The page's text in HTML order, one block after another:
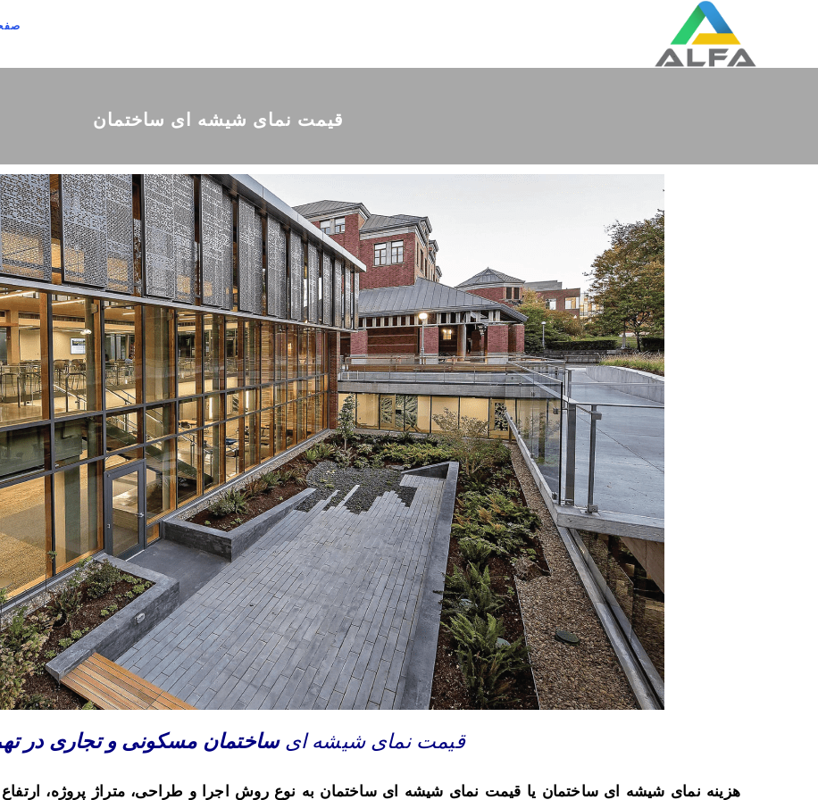
قیمت نمای شیشه ای ساختمان
قیمت نمای شیشه ای ساختمان مسکونی و تجاری در
هزینه نمای شیشه ای ساختمان یا قیمت نمای شیشه ای ساختمان به نوع روش اجرا و طراحی، متراژ پروژه،